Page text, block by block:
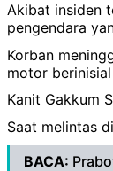
Akibat insiden
pengendara
Korban
motor
Kanit Gakkum
Saat melintas
BACA: